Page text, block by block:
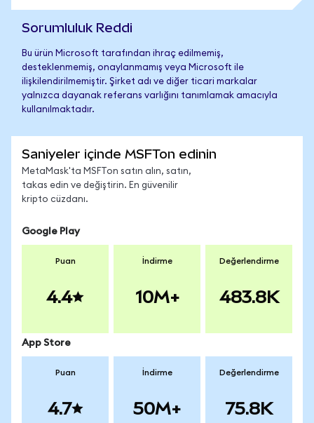
Sorumluluk Reddi
Bu ürün Microsoft tarafından ihraç edilmemiş,
desteklenmemiş, onaylanmamış veya Microsoft ile
ilişkilendirilmemiştir. Şirket adı ve diğer ticari markalar
yalnızca dayanak referans varlığını tanımlamak amacıyla
kullanılmaktadır.
Saniyeler içinde MSFTon edinin
MetaMask'ta MSFTon satın alın, satın,
takas edin ve değiştirin. En güvenilir
kripto cüzdanı.
Google Play
Puan
4.4
İndirme
10M+
Değerlendirme
483.8K
App Store
Puan
4.7
İndirme
50M+
Değerlendirme
75.8K